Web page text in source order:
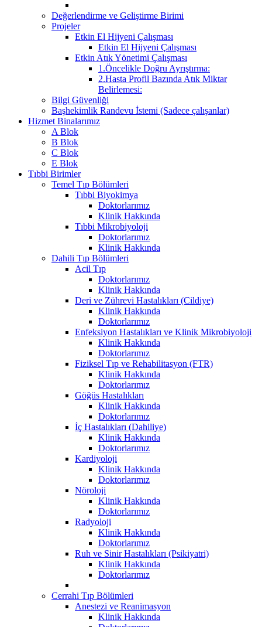
Değerlendirme ve Geliştirme Birimi
Projeler
Etkin El Hijyeni Çalışması
Etkin El Hijyeni Çalışması
Etkin Atık Yönetimi Çalışması
1.Öncelikle Doğru Ayrıştırma:
2.Hasta Profil Bazında Atık Miktar
Belirlemesi:
Bilgi Güvenliği
Başhekimlik Randevu İstemi (Sadece çalışanlar)
Hizmet Binalarımız
A Blok
B Blok
C Blok
E Blok
Tıbbi Birimler
Temel Tıp Bölümleri
Tıbbi Biyokimya
Doktorlarımız
Klinik Hakkında
Tıbbi Mikrobiyoloji
Doktorlarımız
Klinik Hakkında
Dahili Tıp Bölümleri
Acil Tıp
Doktorlarımız
Klinik Hakkında
Deri ve Zührevi Hastalıkları (Cildiye)
Klinik Hakkında
Doktorlarımız
Enfeksiyon Hastalıkları ve Klinik Mikrobiyoloji
Klinik Hakkında
Doktorlarımız
Fiziksel Tıp ve Rehabilitasyon (FTR)
Klinik Hakkında
Doktorlarımız
Göğüs Hastalıkları
Klinik Hakkında
Doktorlarımız
İç Hastalıkları (Dahiliye)
Klinik Hakkında
Doktorlarımız
Kardiyoloji
Klinik Hakkında
Doktorlarımız
Nöroloji
Klinik Hakkında
Doktorlarımız
Radyoloji
Klinik Hakkında
Doktorlarımız
Ruh ve Sinir Hastalıkları (Psikiyatri)
Klinik Hakkında
Doktorlarımız
Cerrahi Tıp Bölümleri
Anestezi ve Reanimasyon
Klinik Hakkında